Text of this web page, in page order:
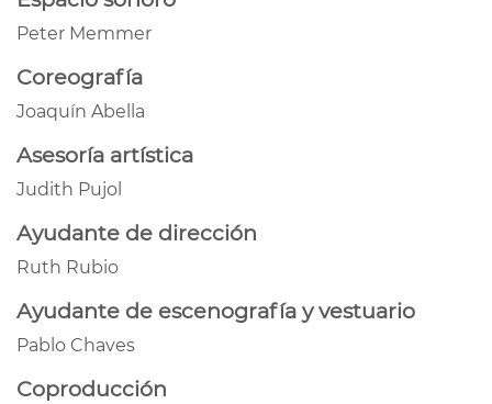
Peter Memmer
Coreografía
Joaquín Abella
Asesoría artística
Judith Pujol
Ayudante de dirección
Ruth Rubio
Ayudante de escenografía y vestuario
Pablo Chaves
Coproducción